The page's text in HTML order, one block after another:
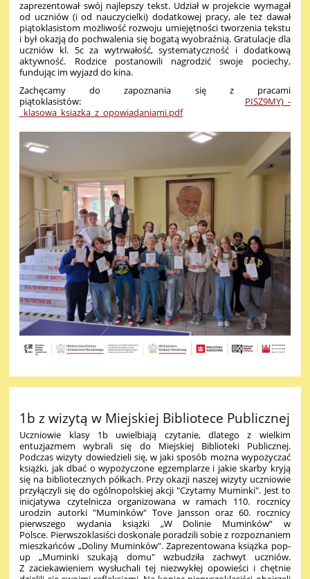
zaprezentował swój najlepszy tekst. Udział w projekcie wymagał
od uczniów (i od nauczycielki) dodatkowej pracy, ale też dawał
piątoklasistom możliwość rozwoju umiejętności tworzenia tekstu
i był okazją do pochwalenia się bogatą wyobraźnią. Gratulacje dla
uczniów kl. 5c za wytrwałość, systematyczność i dodatkową
aktywność. Rodzice postanowili nagrodzić swoje pociechy,
fundując im wyjazd do kina.
Zachęcamy do zapoznania się z pracami
piątoklasistów: PISZ9MY)_-
_klasowa_ksiazka_z_opowiadaniami.pdf
1b z wizytą w Miejskiej Bibliotece Publicznej
Uczniowie klasy 1b uwielbiają czytanie, dlatego z wielkim
entuzjazmem wybrali się do Miejskiej Biblioteki Publicznej.
Podczas wizyty dowiedzieli się, w jaki sposób można wypożyczać
książki, jak dbać o wypożyczone egzemplarze i jakie skarby kryją
się na bibliotecznych półkach. Przy okazji naszej wizyty uczniowie
przyłączyli się do ogólnopolskiej akcji "Czytamy Muminki". Jest to
inicjatywa czytelnicza organizowana w ramach 110. rocznicy
urodzin autorki "Muminków" Tove Jansson oraz 60. rocznicy
pierwszego wydania książki „W Dolinie Muminków” w
Polsce. Pierwszoklasiści doskonale poradzili sobie z rozpoznaniem
mieszkańców „Doliny Muminków". Zaprezentowana książka pop-
up„Muminki szukają domu" wzbudziła zachwyt uczniów.
Z zaciekawieniem wysłuchali tej niezwykłej opowieści i chętnie